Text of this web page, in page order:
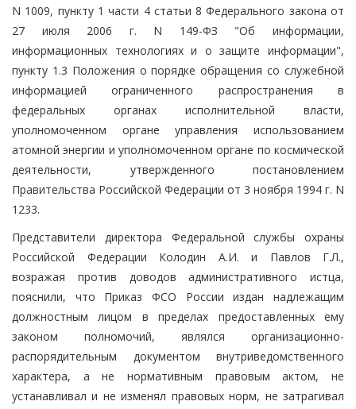
N 1009, пункту 1 части 4 статьи 8 Федерального закона от
27 июля 2006 г. N 149-ФЗ "Об информации,
информационных технологиях и о защите информации",
пункту 1.3 Положения о порядке обращения со служебной
информацией ограниченного распространения в
федеральных органах исполнительной власти,
уполномоченном органе управления использованием
атомной энергии и уполномоченном органе по космической
деятельности, утвержденного постановлением
Правительства Российской Федерации от 3 ноября 1994 г. N
1233.
Представители директора Федеральной службы охраны
Российской Федерации Колодин А.И. и Павлов Г.Л.,
возражая против доводов административного истца,
пояснили, что Приказ ФСО России издан надлежащим
должностным лицом в пределах предоставленных ему
законом полномочий, являлся организационно-
распорядительным документом внутриведомственного
характера, а не нормативным правовым актом, не
устанавливал и не изменял правовых норм, не затрагивал